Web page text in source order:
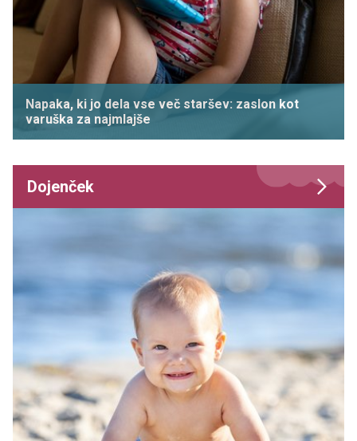
Napaka, ki jo dela vse več staršev: zaslon kot
varuška za najmlajše
Dojenček